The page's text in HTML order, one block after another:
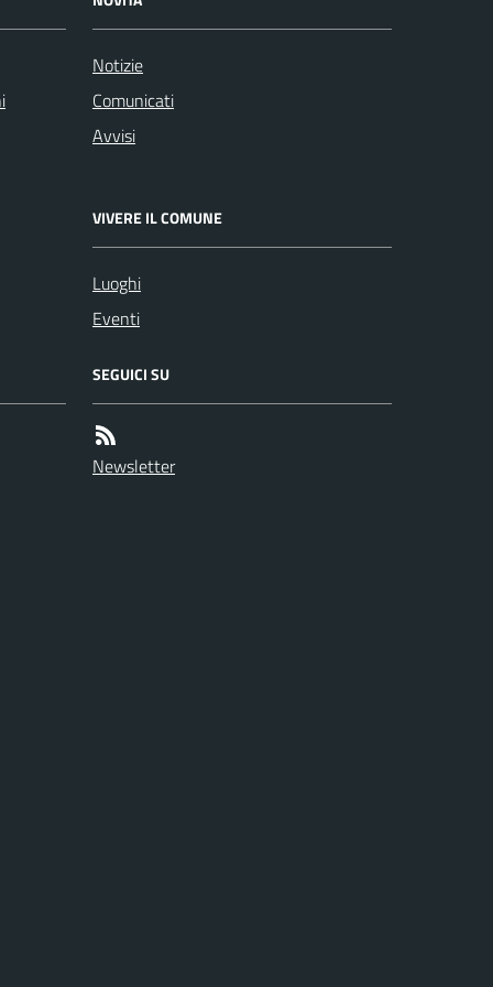
Notizie
Comunicati
Avvisi
VIVERE IL COMUNE
Luoghi
Eventi
SEGUICI SU
Newsletter